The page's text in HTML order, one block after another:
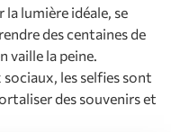
lumière idéale, se
des centaines de
vaille la peine.
sociaux, les selfies sont
des souvenirs et